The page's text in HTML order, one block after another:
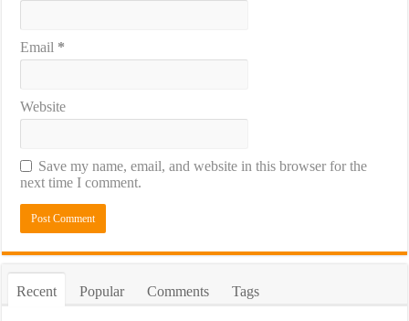
Email *
Website
Save my name, email, and website in this browser for the
next time I comment.
Recent Popular Comments Tags